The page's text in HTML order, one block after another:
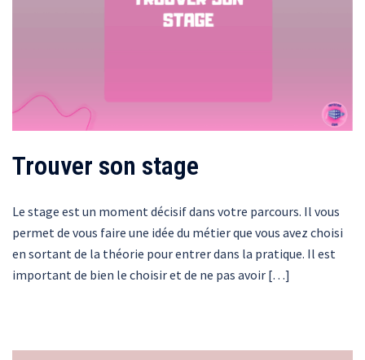
Trouver son stage
Le stage est un moment décisif dans votre parcours. Il vous
permet de vous faire une idée du métier que vous avez choisi
en sortant de la théorie pour entrer dans la pratique. Il est
important de bien le choisir et de ne pas avoir […]